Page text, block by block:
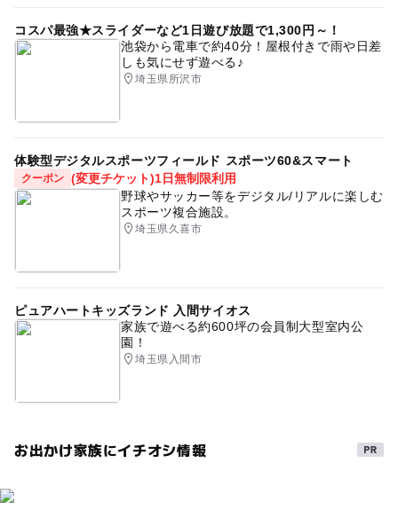
コスパ最強★スライダーなど1日遊び放題で1,300円～！
池袋から電車で約40分！屋根付きで雨や日差
しも気にせず遊べる♪
埼玉県所沢市
体験型デジタルスポーツフィールド スポーツ60&スマート
クーポン (変更チケット)1日無制限利用
野球やサッカー等をデジタル/リアルに楽しむ
スポーツ複合施設。
埼玉県久喜市
ピュアハートキッズランド 入間サイオス
家族で遊べる約600坪の会員制大型室内公
園！
埼玉県入間市
お出かけ家族にイチオシ情報